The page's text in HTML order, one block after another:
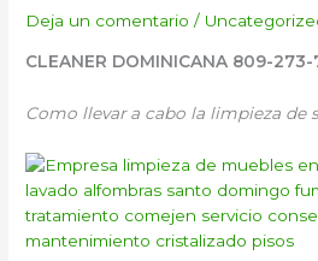
Deja un comentario /
CLEANER DOMINICANA 809-
Como llevar a cabo la limpieza de